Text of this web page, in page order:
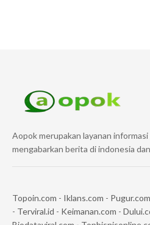
Aopok merupakan layanan
mengabarkan berita di indonesia
Topoin.com - Iklans.com - Pugur.com
- Terviral.id - Keimanan.com -